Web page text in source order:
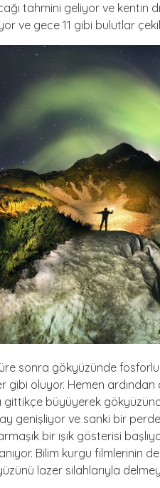
tahmini geliyor ve kentin
ve gece 11 gibi bulutlar
sonra gökyüzünde fosforlu
gibi oluyor. Hemen
gittikçe büyüyerek
genişliyor ve sanki bir
bir ışık gösterisi
Bilim kurgu filmlerinin
lazer silahlarıyla